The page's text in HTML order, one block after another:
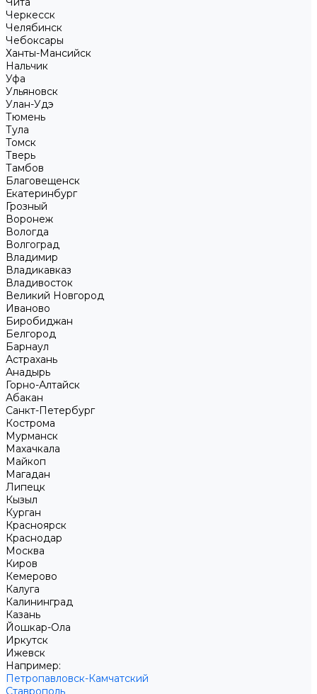
Черкесск
Челябинск
Чебоксары
Ханты-Мансийск
Нальчик
Уфа
Ульяновск
Улан-Удэ
Тюмень
Тула
Томск
Тверь
Тамбов
Благовещенск
Екатеринбург
Грозный
Воронеж
Вологда
Волгоград
Владимир
Владикавказ
Владивосток
Великий Новгород
Иваново
Биробиджан
Белгород
Барнаул
Астрахань
Анадырь
Горно-Алтайск
Абакан
Санкт-Петербург
Кострома
Мурманск
Махачкала
Майкоп
Магадан
Липецк
Кызыл
Курган
Красноярск
Краснодар
Москва
Киров
Кемерово
Калуга
Калининград
Казань
Йошкар-Ола
Иркутск
Ижевск
Например:
Петропавловск-Камчатский
Ставрополь